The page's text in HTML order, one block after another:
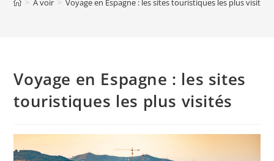
> A voir > Voyage en Espagne : les sites touristiques les plus visités
Voyage en Espagne : les sites
touristiques les plus visités